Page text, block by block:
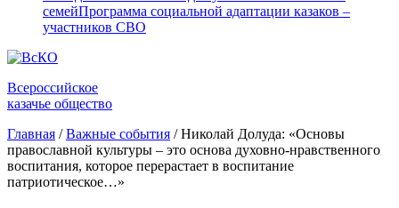
семейПрограмма социальной адаптации казаков –
участников СВО
Всероссийское
казачье общество
Главная / Важные события / Николай Долуда: «Основы
православной культуры – это основа духовно-нравственного
воспитания, которое перерастает в воспитание
патриотическое…»